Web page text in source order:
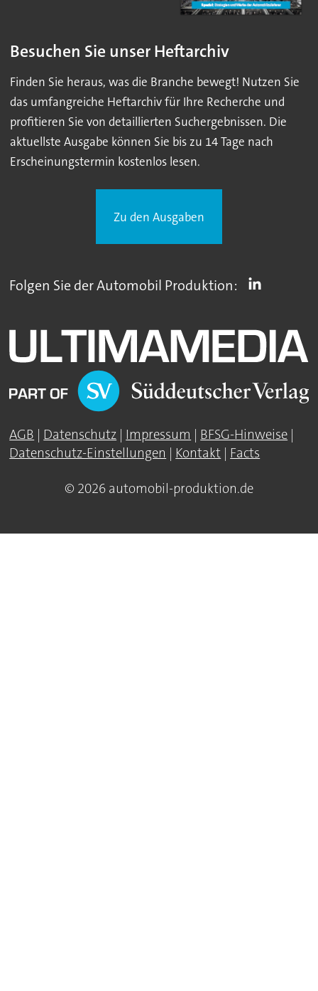
Besuchen Sie unser Heftarchiv
Finden Sie heraus, was die Branche bewegt! Nutzen Sie
das umfangreiche Heftarchiv für Ihre Recherche und
profitieren Sie von detaillierten Suchergebnissen. Die
aktuellste Ausgabe können Sie bis zu 14 Tage nach
Erscheinungstermin kostenlos lesen.
Zu den Ausgaben
Folgen Sie der Automobil Produktion:
AGB | Datenschutz | Impressum | BFSG-Hinweise |
Datenschutz-Einstellungen | Kontakt | Facts
© 2026 automobil-produktion.de